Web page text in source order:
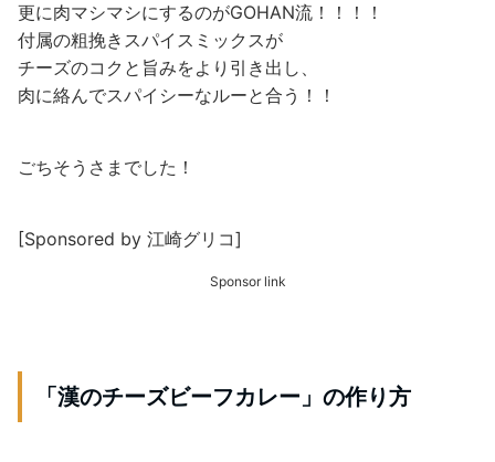
更に肉マシマシにするのがGOHAN流！！！！
付属の粗挽きスパイスミックスが
チーズのコクと旨みをより引き出し、
肉に絡んでスパイシーなルーと合う！！
ごちそうさまでした！
[Sponsored by 江崎グリコ]
Sponsor link
「漢のチーズビーフカレー」の作り方